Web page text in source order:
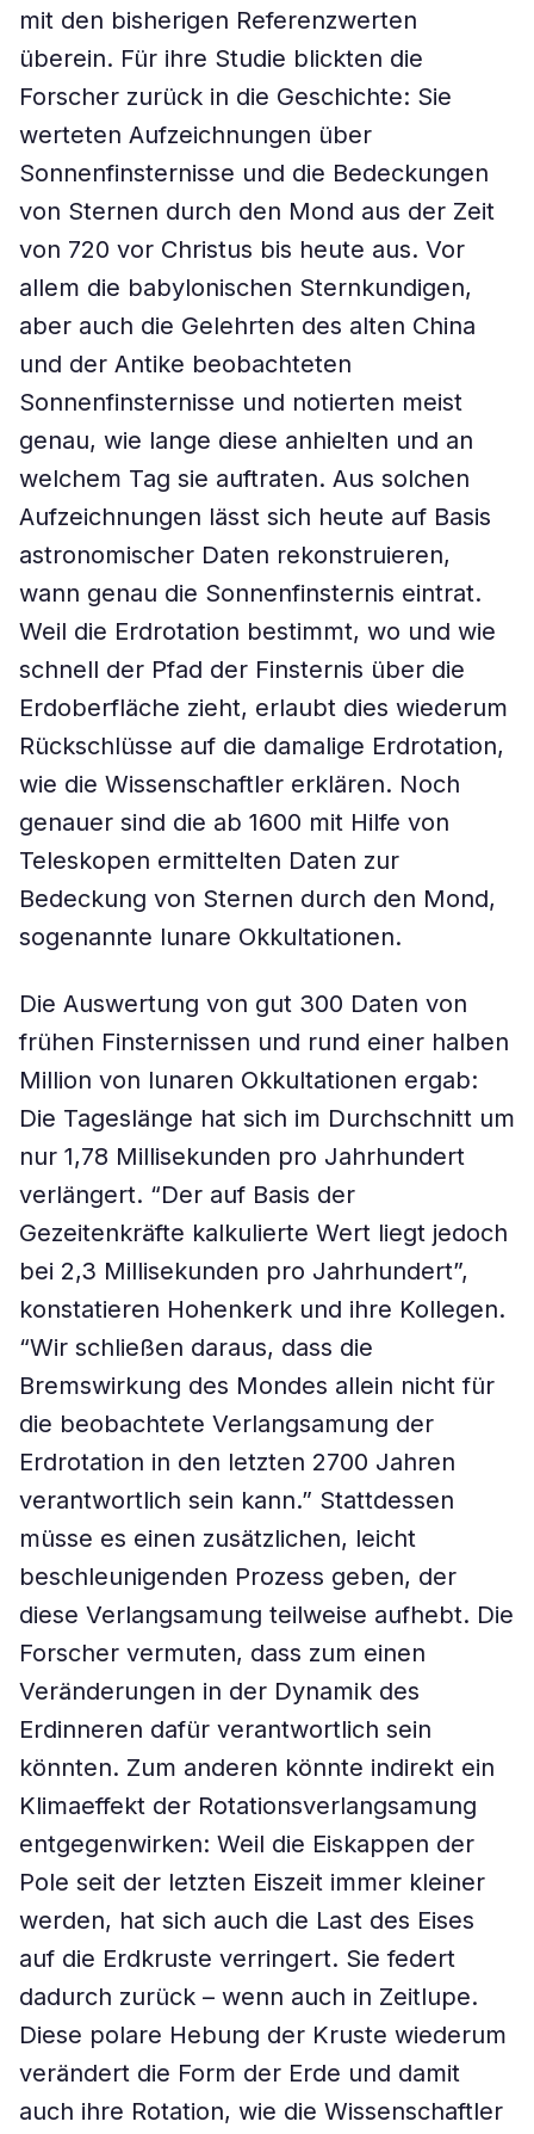
mit den bisherigen Referenzwerten
überein. Für ihre Studie blickten die
Forscher zurück in die Geschichte: Sie
werteten Aufzeichnungen über
Sonnenfinsternisse und die Bedeckungen
von Sternen durch den Mond aus der Zeit
von 720 vor Christus bis heute aus. Vor
allem die babylonischen Sternkundigen,
aber auch die Gelehrten des alten China
und der Antike beobachteten
Sonnenfinsternisse und notierten meist
genau, wie lange diese anhielten und an
welchem Tag sie auftraten. Aus solchen
Aufzeichnungen lässt sich heute auf Basis
astronomischer Daten rekonstruieren,
wann genau die Sonnenfinsternis eintrat.
Weil die Erdrotation bestimmt, wo und wie
schnell der Pfad der Finsternis über die
Erdoberfläche zieht, erlaubt dies wiederum
Rückschlüsse auf die damalige Erdrotation,
wie die Wissenschaftler erklären. Noch
genauer sind die ab 1600 mit Hilfe von
Teleskopen ermittelten Daten zur
Bedeckung von Sternen durch den Mond,
sogenannte lunare Okkultationen.
Die Auswertung von gut 300 Daten von
frühen Finsternissen und rund einer halben
Million von lunaren Okkultationen ergab:
Die Tageslänge hat sich im Durchschnitt um
nur 1,78 Millisekunden pro Jahrhundert
verlängert. “Der auf Basis der
Gezeitenkräfte kalkulierte Wert liegt jedoch
bei 2,3 Millisekunden pro Jahrhundert”,
konstatieren Hohenkerk und ihre Kollegen.
“Wir schließen daraus, dass die
Bremswirkung des Mondes allein nicht für
die beobachtete Verlangsamung der
Erdrotation in den letzten 2700 Jahren
verantwortlich sein kann.” Stattdessen
müsse es einen zusätzlichen, leicht
beschleunigenden Prozess geben, der
diese Verlangsamung teilweise aufhebt. Die
Forscher vermuten, dass zum einen
Veränderungen in der Dynamik des
Erdinneren dafür verantwortlich sein
könnten. Zum anderen könnte indirekt ein
Klimaeffekt der Rotationsverlangsamung
entgegenwirken: Weil die Eiskappen der
Pole seit der letzten Eiszeit immer kleiner
werden, hat sich auch die Last des Eises
auf die Erdkruste verringert. Sie federt
dadurch zurück – wenn auch in Zeitlupe.
Diese polare Hebung der Kruste wiederum
verändert die Form der Erde und damit
auch ihre Rotation, wie die Wissenschaftler